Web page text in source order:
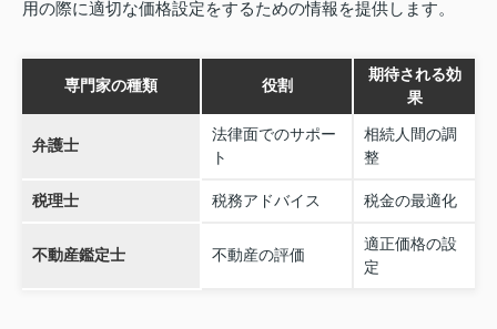
用の際に適切な価格設定をするための情報を提供します。
専門家の種類 役割
期待される効
果
弁護士
法律面でのサポー
ト
相続人間の調
整
税理士 税務アドバイス 税金の最適化
不動産鑑定士 不動産の評価
適正価格の設
定